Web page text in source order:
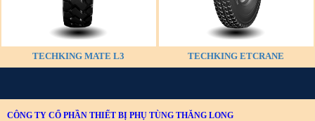
TECHKING MATE L3 TECHKING ETCRANE
CÔNG TY CỔ PHẦN THIẾT BỊ PHỤ TÙNG THĂNG LONG